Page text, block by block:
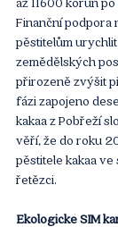
Finanční podpora
pěstitelům
zemědělských
přirozeně zvýšit
fázi zapojeno
kakaa z Pobřeží
věří, že do roku
pěstitele kakaa
řetězci.
Ekologické SIM